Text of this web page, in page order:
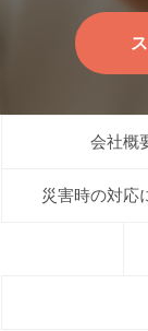
会社概
災害時の対応